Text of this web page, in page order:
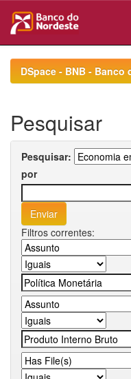
navigationDSpace - BNB -
Pesquisar
Pesquisar:
por
Filtros correntes: